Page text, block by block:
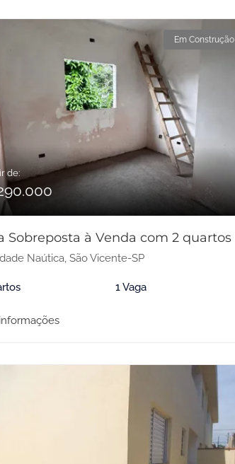
Em Construção
de:
Sobreposta à Venda com 2 quartos
Naútica, São Vicente-SP
1 Vaga